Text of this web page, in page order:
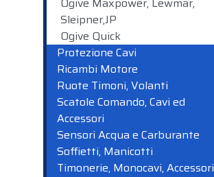
Sleipner,JP
Ogive Quick
Protezione Cavi
Ricambi Motore
Ruote Timoni, Volanti
Scatole Comando, Cavi ed
Accessori
Sensori Acqua e Carburante
Soffietti, Manicotti
Timonerie, Monocavi, Accessori